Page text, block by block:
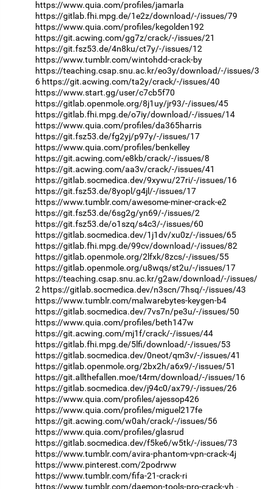
https://www.quia.com/profiles/jamarla
https://gitlab.fhi.mpg.de/1e2z/download/-/issues/79
https://www.quia.com/profiles/kegolden192
https://git.acwing.com/gg7z/crack/-/issues/21
https://git.fsz53.de/4n8ku/ct7y/-/issues/12
https://www.tumblr.com/wintohdd-crack-by
https://teaching.csap.snu.ac.kr/eo3y/download/-/issues/3
6 https://git.acwing.com/ta2y/crack/-/issues/40
https://www.start.gg/user/c7cb5f70
https://gitlab.openmole.org/8j1uy/jr93/-/issues/45
https://gitlab.fhi.mpg.de/o7iy/download/-/issues/14
https://www.quia.com/profiles/da365harris
https://git.fsz53.de/fg2yj/p97y/-/issues/17
https://www.quia.com/profiles/benkelley
https://git.acwing.com/e8kb/crack/-/issues/8
https://git.acwing.com/aa3v/crack/-/issues/41
https://gitlab.socmedica.dev/9xywu/27ri/-/issues/16
https://git.fsz53.de/8yopl/g4jl/-/issues/17
https://www.tumblr.com/awesome-miner-crack-e2
https://git.fsz53.de/6sg2g/yn69/-/issues/2
https://git.fsz53.de/o1szq/s4c3/-/issues/60
https://gitlab.socmedica.dev/1j1dv/xu0z/-/issues/65
https://gitlab.fhi.mpg.de/99cv/download/-/issues/82
https://gitlab.openmole.org/2lfxk/8zcs/-/issues/55
https://gitlab.openmole.org/u8wqs/st2u/-/issues/17
https://teaching.csap.snu.ac.kr/g2aw/download/-/issues/
2 https://gitlab.socmedica.dev/n3scn/7hsq/-/issues/43
https://www.tumblr.com/malwarebytes-keygen-b4
https://gitlab.socmedica.dev/7vs7n/pe3u/-/issues/50
https://www.quia.com/profiles/beth147w
https://git.acwing.com/mj1f/crack/-/issues/44
https://gitlab.fhi.mpg.de/5lfi/download/-/issues/53
https://gitlab.socmedica.dev/0neot/qm3v/-/issues/41
https://gitlab.openmole.org/2bx2h/a6x9/-/issues/51
https://git.allthefallen.moe/t4rm/download/-/issues/16
https://gitlab.socmedica.dev/j94c0/ax79/-/issues/26
https://www.quia.com/profiles/ajessop426
https://www.quia.com/profiles/miguel217fe
https://git.acwing.com/w0ah/crack/-/issues/56
https://www.quia.com/profiles/glasrud
https://gitlab.socmedica.dev/f5ke6/w5tk/-/issues/73
https://www.tumblr.com/avira-phantom-vpn-crack-4j
https://www.pinterest.com/2podrww
https://www.tumblr.com/fifa-21-crack-ri
https://www.tumblr.com/daemon-tools-pro-crack-yh